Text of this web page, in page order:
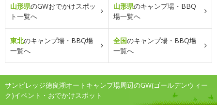
山形県のGWおでかけスポッ
ト一覧へ
山形県のキャンプ場・BBQ
場一覧へ
東北のキャンプ場・BBQ場
一覧へ
全国のキャンプ場・BBQ場
一覧へ
サンビレッジ徳良湖オートキャンプ場周辺のGW(ゴールデンウィー
ク)イベント・おでかけスポット